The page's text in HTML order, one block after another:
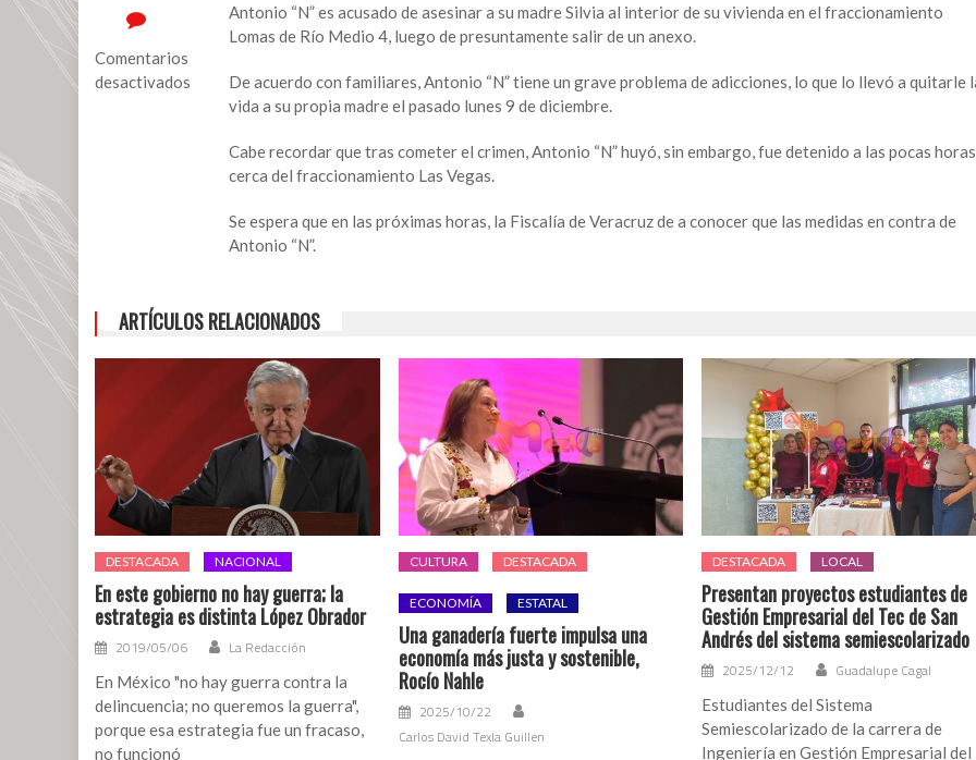
Comentarios
desactivados
“N”,
hombre
que
mamá
en
Veracruz
Antonio “N” es acusado de asesinar a su madre Silvia al interior de su vivienda en el fraccionamiento
Lomas de Río Medio 4, luego de presuntamente salir de un anexo.
De acuerdo con familiares, Antonio “N” tiene un grave problema de adicciones, lo que lo llevó a quitarle
vida a su propia madre el pasado lunes 9 de diciembre.
Cabe recordar que tras cometer el crimen, Antonio “N” huyó, sin embargo, fue detenido a las pocas horas
cerca del fraccionamiento Las Vegas.
Se espera que en las próximas horas, la Fiscalía de Veracruz de a conocer que las medidas en contra de
Antonio “N”.
ARTÍCULOS RELACIONADOS
DESTACADA NACIONAL
En este gobierno no hay guerra; la
estrategia es distinta López Obrador
2019/05/06 La Redacción
En México "no hay guerra contra la
delincuencia; no queremos la guerra",
porque esa estrategia fue un fracaso,
no funcionó
CULTURA DESTACADA
ECONOMÍA ESTATAL
Una ganadería fuerte impulsa una
economía más justa y sostenible,
Rocío Nahle
2025/10/22
Carlos David Texla Guillen
DESTACADA LOCAL
Presentan proyectos estudiantes de
Gestión Empresarial del Tec de San
Andrés del sistema semiescolarizado
2025/12/12 Guadalupe Cagal
Estudiantes del Sistema
Semiescolarizado de la carrera de
Ingeniería en Gestión Empresarial del